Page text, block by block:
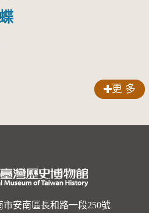
更 多
市安南區長和路一段250號